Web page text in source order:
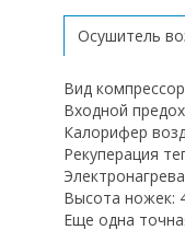
Осушитель
Вид
Входной
Калорифер
Рекуперация
Высота ножек:
Еще одна